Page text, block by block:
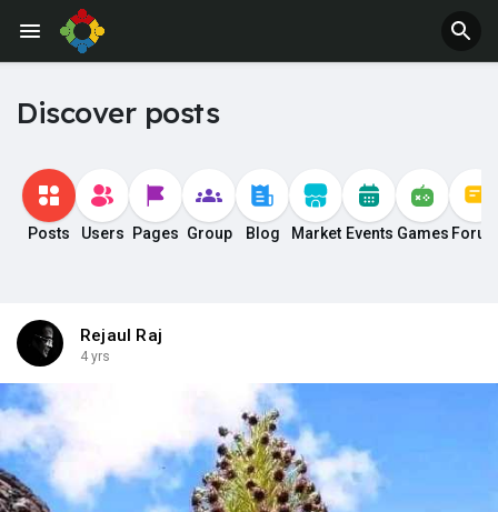
Discover posts
Posts Users Pages Group Blog Market Events Games
Rejaul Raj
4 yrs